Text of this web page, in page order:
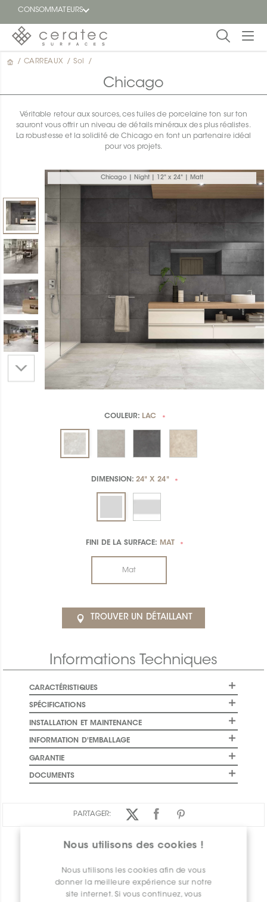
CONSOMMATEURS
En
Trouver
un
Nous utilisons des cookies !
Nous utilisons les cookies afin de vous
donner la meilleure expérience sur notre
site internet. Si vous continuez, vous
/ CARREAUX / Sol /
Chicago
Véritable retour aux sources, ces tuiles de porcelaine ton sur ton
sauront vous offrir un niveau de détails minéraux des plus réalistes.
La robustesse et la solidité de Chicago en font un partenaire idéal
pour vos projets.
Chicago | Night | 12" x 24" | Matt
COULEUR: LAC *
DIMENSION:24" X 24" *
FINI DE LA SURFACE: MAT *
Mat
TROUVER UN DÉTAILLANT
Informations Techniques
CARACTÉRISTIQUES
SPÉCIFICATIONS
INSTALLATION ET MAINTENANCE
INFORMATION D'EMBALLAGE
GARANTIE
DOCUMENTS
PARTAGER:
APERÇU DES PRODUITS